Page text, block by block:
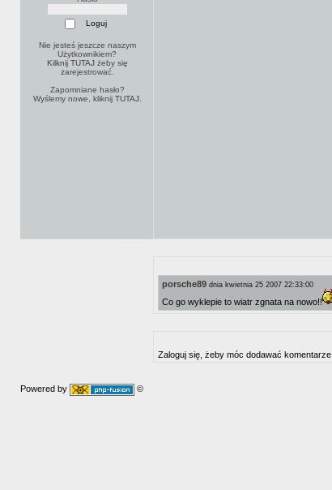
Nie jesteś jeszcze naszym
Użytkownikiem?
Kilknij TUTAJżeby się
zarejestrować.
Zapomniane hasło?
Wyślemy nowe, kliknij TUTAJ.
porsche89 dnia kwietnia 25 2007 22:33:00
Co go wyklepie to wiatr zgnata na nowo!!
Zaloguj się, żeby móc dodawać komentarze.
Powered by ©